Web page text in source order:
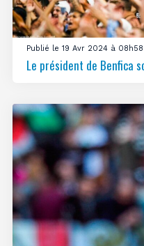
Publié le 19 Avr 2024 à 08h58
Le président de Benfica